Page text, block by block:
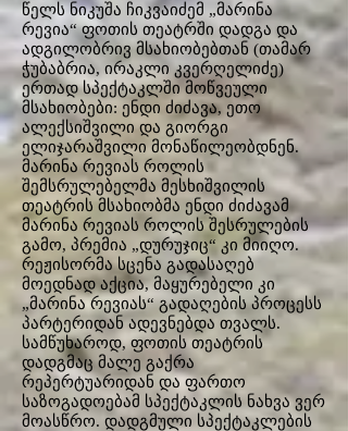
წელს ნიკუშა ჩიკვაიძემ „მარინა
რევია“ ფოთის თეატრში დადგა და
ადგილობრივ მსახიობებთან (თამარ
ჭუბაბრია, ირაკლი კვერღელიძე)
ერთად სპექტაკლში მოწვეული
მსახიობები: ენდი ძიძავა, ეთო
ალექსიშვილი და გიორგი
ელიჯარაშვილი მონაწილეობდნენ.
მარინა რევიას როლის
შემსრულებელმა მესხიშვილის
თეატრის მსახიობმა ენდი ძიძავამ
მარინა რევიას როლის შესრულების
გამო, პრემია „დურუჯიც“ კი მიიღო.
რეჟისორმა სცენა გადასაღებ
მოედნად აქცია, მაყურებელი კი
„მარინა რევიას“ გადაღების პროცესს
პარტერიდან ადევნებდა თვალს.
სამწუხაროდ, ფოთის თეატრის
დადგმაც მალე გაქრა
რეპერტუარიდან და ფართო
საზოგადოებამ სპექტაკლის ნახვა ვერ
მოასწრო. დადგმული სპექტაკლების